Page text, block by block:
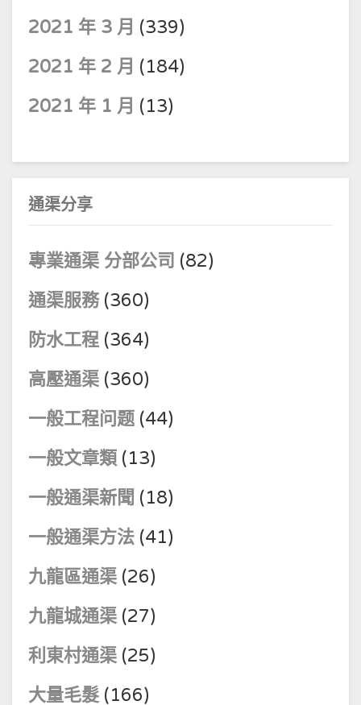
2021 年 3 月 (339)
2021 年 2 月 (184)
2021 年 1 月 (13)
通渠分享
專業通渠 分部公司 (82)
通渠服務 (360)
防水工程 (364)
高壓通渠 (360)
一般工程问题 (44)
一般文章類 (13)
一般通渠新聞 (18)
一般通渠方法 (41)
九龍區通渠 (26)
九龍城通渠 (27)
利東村通渠 (25)
大量毛髮 (166)